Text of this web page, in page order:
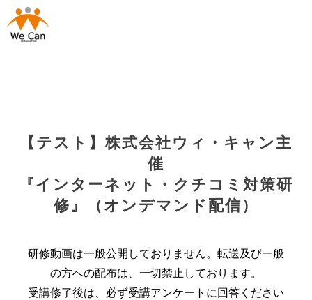
【テスト】株式会社ウィ・キャン主
催
『インターネット・クチコミ対策研
修』（オンデマンド配信）
研修動画は一般公開しておりません。転送及び一般
の方への配布は、一切禁止しております。
受講修了後は、必ず受講アンケートに回答ください